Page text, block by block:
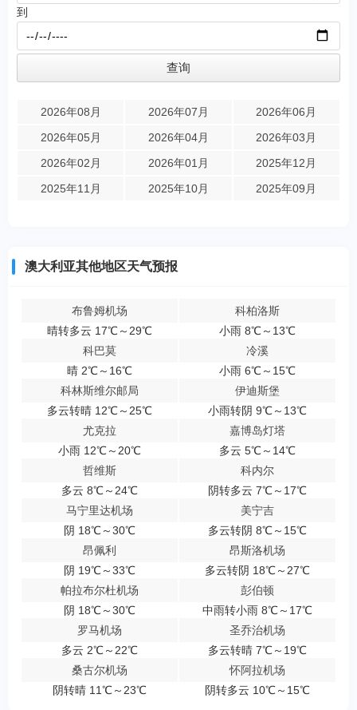
到
2026年08月 2026年07月
2026年06月
2026年05月
2026年04月
2026年03月
2026年02月
2026年01月
2025年12月
2025年11月
2025年10月 2025年09月
澳大利亚其他地区天气预报
布鲁姆机场
晴转多云 17℃～29℃
科柏洛斯
小雨 8℃～13℃
科巴莫
晴 2℃～16℃
冷溪
小雨 6℃～15℃
科林斯维尔邮局
多云转晴 12℃～25℃
伊迪斯堡
小雨转阴 9℃～13℃
尤克拉
小雨 12℃～20℃
嘉博岛灯塔
多云 5℃～14℃
哲维斯
多云 8℃～24℃
科内尔
阴转多云 7℃～17℃
马宁里达机场
阴 18℃～30℃
美宁吉
多云转阴 8℃～15℃
昂佩利
阴 19℃～33℃
昂斯洛机场
多云转阴 18℃～27℃
帕拉布尔杜机场
阴 18℃～30℃
彭伯顿
中雨转小雨 8℃～17℃
罗马机场
多云 2℃～22℃
圣乔治机场
多云转晴 7℃～19℃
桑古尔机场
阴转晴 11℃～23℃
怀阿拉机场
阴转多云 10℃～15℃